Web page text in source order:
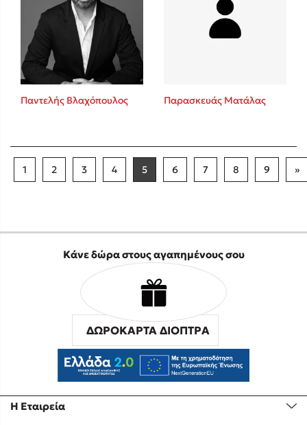
Παντελής Βλαχόπουλος Παρασκευάς Ματάλας
1 2 3 4 5 6 7 8 9 »
Η Εταιρεία
Κάνε δώρα στους αγαπημένους σου
ΔΩΡΟΚΑΡΤΑ ΔΙΟΠΤΡΑ